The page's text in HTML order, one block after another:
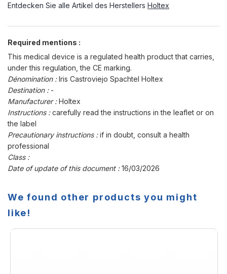
Entdecken Sie alle Artikel des Herstellers Holtex
Required mentions :
This medical device is a regulated health product that carries,
under this regulation, the CE marking.
Dénomination :Iris Castroviejo Spachtel Holtex
Destination : -
Manufacturer :Holtex
Instructions :carefully read the instructions in the leaflet or on
the label
Precautionary instructions :if in doubt, consult a health
professional
Class :
Date of update of this document :16/03/2026
We found other products you might
like!